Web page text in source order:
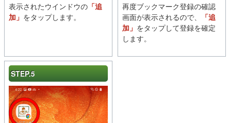
表示されたウインドウの 「追
加」 をタップします。
再度ブックマーク登録の確認
画面が表示されるので、
「追
加」 をタップして登録を確定
します。
STEP.5